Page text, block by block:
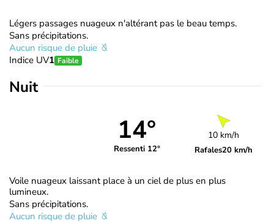
Légers passages nuageux n'altérant pas le beau temps.
Sans précipitations.
Aucun risque de pluie
Indice UV1 Faible
Nuit
14°
Ressenti 12°
10 km/h
Rafales20 km/h
Voile nuageux laissant place à un ciel de plus en plus
lumineux.
Sans précipitations.
Aucun risque de pluie